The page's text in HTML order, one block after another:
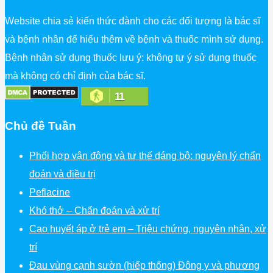
Website chia sẻ kiến thức dành cho các đối tượng là bác sĩ
và bệnh nhân để hiểu thêm về bệnh và thuốc mình sử dụng.
Bệnh nhân sử dụng thuốc lưu ý: không tự ý sử dụng thuốc
mà không có chỉ định của bác sĩ.
11
Chủ đề Tuần
Phối hợp vận động và tư thế dáng bộ: nguyên lý chẩn
đoán và điều trị
Peflacine
Khó thở – Chẩn đoán và xử trí
Cao huyết áp ở trẻ em – Triệu chứng, nguyên nhân, xử
trí
Đau vùng cạnh sườn (hiếp thống) Đông y và phương